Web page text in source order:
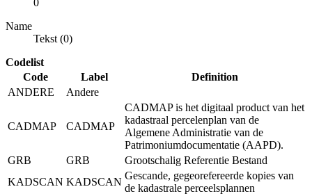
Name
Tekst (0)
Codelist
Code
Label
Definition
ANDERE
Andere
CADMAP CADMAP
CADMAP is het digitaal product van het
kadastraal percelenplan van de
Algemene Administratie van de
Patrimoniumdocumentatie (AAPD).
GRB
GRB
Grootschalig Referentie Bestand
KADSCAN KADSCAN
Gescande, gegeorefereerde kopies van
de kadastrale perceelsplannen